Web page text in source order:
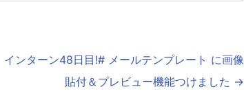
インターン48日目!# メールテンプレート に画像
貼付＆プレビュー機能つけました →